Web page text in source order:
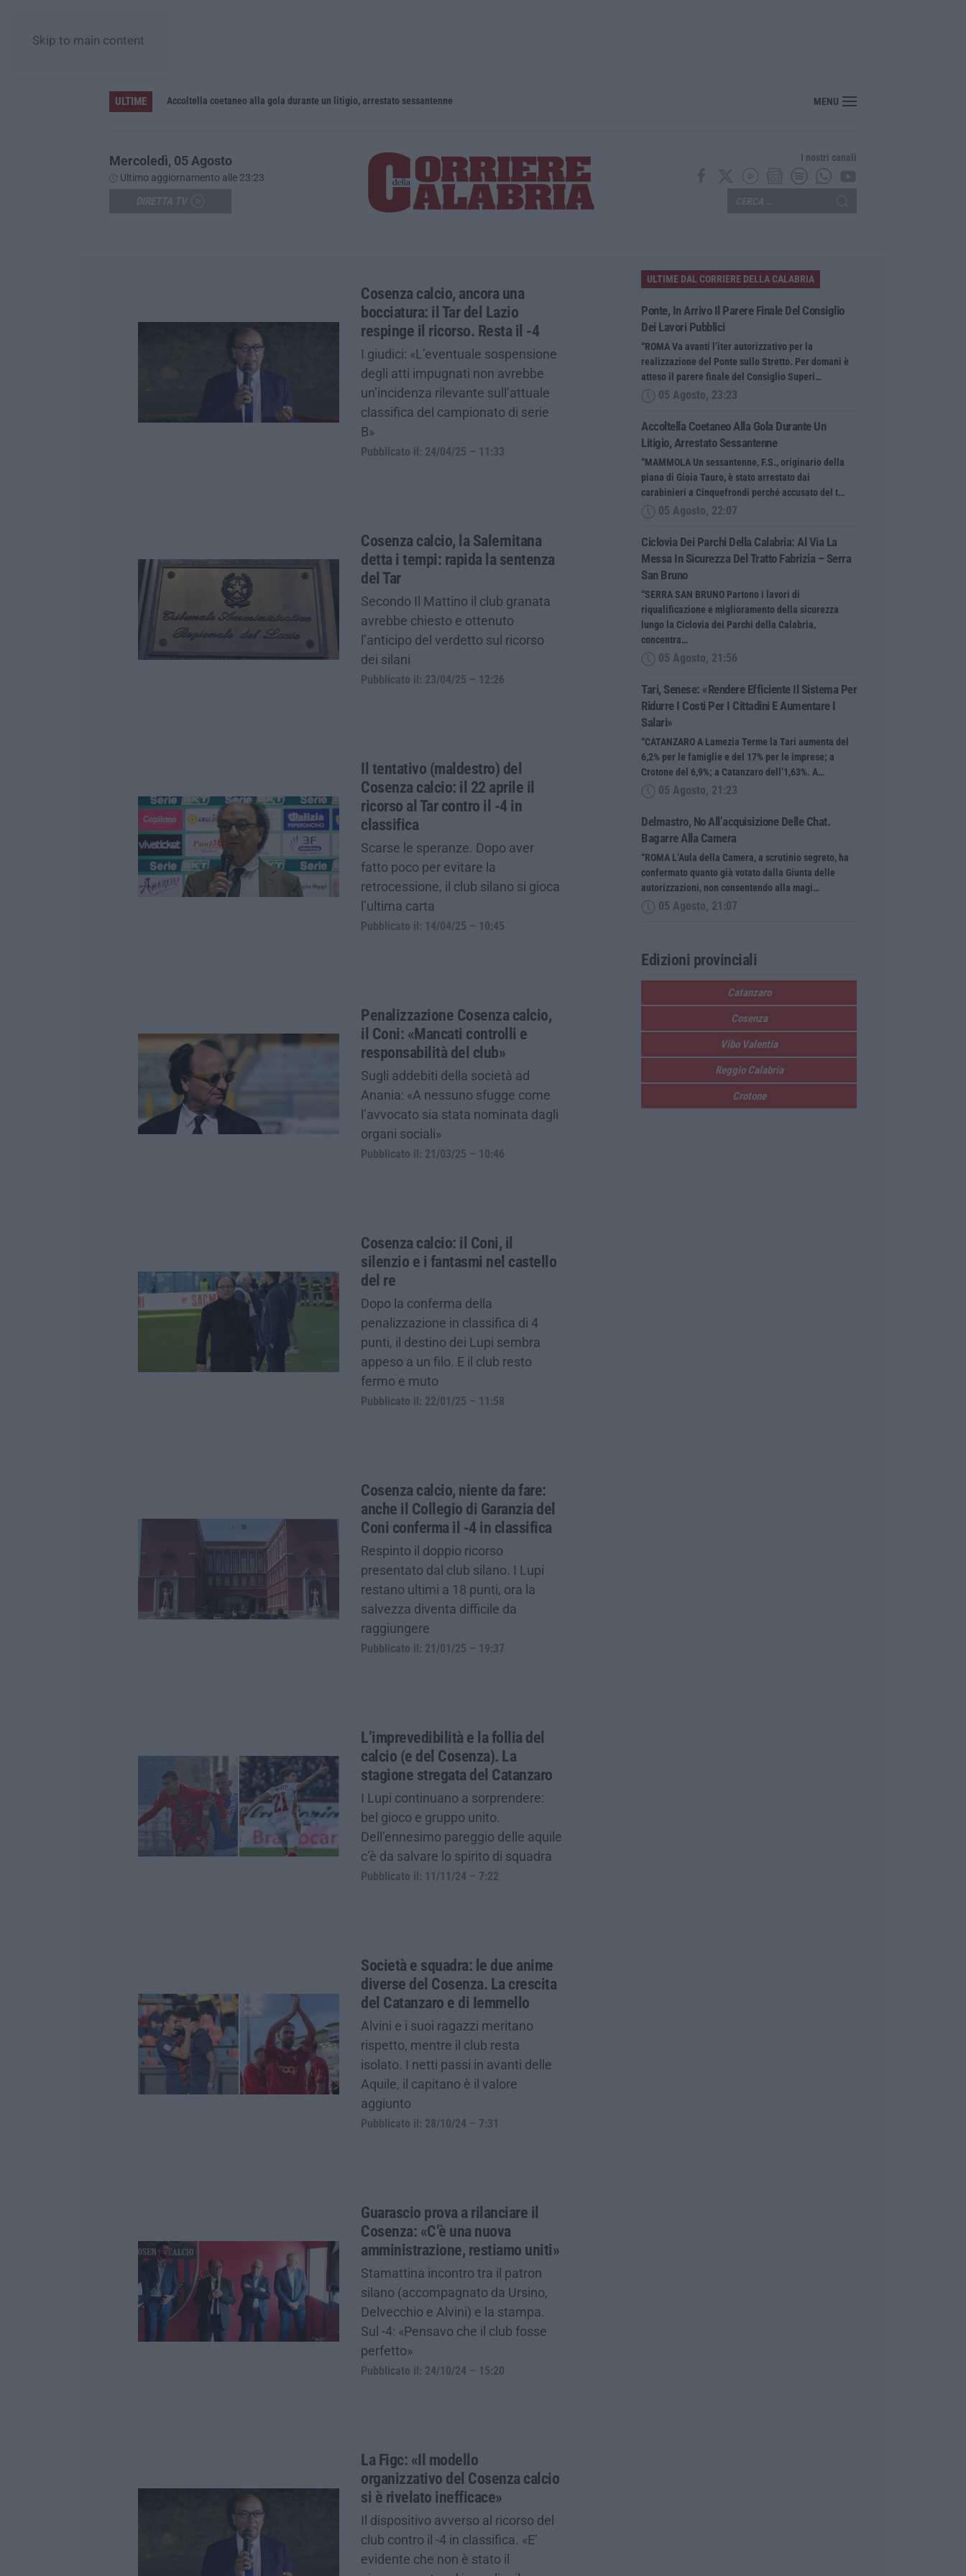
Skip to main content
ULTIME Accoltella coetaneo alla gola durante un litigio, arrestato sessantenne MENU
Mercoledì, 05 Agosto
Ultimo aggiornamento alle 23:23
I nostri canali
Cosenza calcio, ancora una
bocciatura: il Tar del Lazio
respinge il ricorso. Resta il -4
I giudici: «L’eventuale sospensione
degli atti impugnati non avrebbe
un’incidenza rilevante sull’attuale
classifica del campionato di serie
B»
Pubblicato il: 24/04/25 – 11:33
Cosenza calcio, la Salernitana
detta i tempi: rapida la sentenza
del Tar
Secondo Il Mattino il club granata
avrebbe chiesto e ottenuto
l’anticipo del verdetto sul ricorso
dei silani
Pubblicato il: 23/04/25 – 12:26
Il tentativo (maldestro) del
Cosenza calcio: il 22 aprile il
ricorso al Tar contro il -4 in
classifica
Scarse le speranze. Dopo aver
fatto poco per evitare la
retrocessione, il club silano si gioca
l’ultima carta
Pubblicato il: 14/04/25 – 10:45
Penalizzazione Cosenza calcio,
il Coni: «Mancati controlli e
responsabilità del club»
Sugli addebiti della società ad
Anania: «A nessuno sfugge come
l’avvocato sia stata nominata dagli
organi sociali»
Pubblicato il: 21/03/25 – 10:46
Cosenza calcio: il Coni, il
silenzio e i fantasmi nel castello
del re
Dopo la conferma della
penalizzazione in classifica di 4
punti, il destino dei Lupi sembra
appeso a un filo. E il club resto
fermo e muto
Pubblicato il: 22/01/25 – 11:58
Cosenza calcio, niente da fare:
anche il Collegio di Garanzia del
Coni conferma il -4 in classifica
Respinto il doppio ricorso
presentato dal club silano. I Lupi
restano ultimi a 18 punti, ora la
salvezza diventa difficile da
raggiungere
Pubblicato il: 21/01/25 – 19:37
L’imprevedibilità e la follia del
calcio (e del Cosenza). La
stagione stregata del Catanzaro
I Lupi continuano a sorprendere:
bel gioco e gruppo unito.
Dell’ennesimo pareggio delle aquile
c’è da salvare lo spirito di squadra
Pubblicato il: 11/11/24 – 7:22
Società e squadra: le due anime
diverse del Cosenza. La crescita
del Catanzaro e di Iemmello
Alvini e i suoi ragazzi meritano
rispetto, mentre il club resta
isolato. I netti passi in avanti delle
Aquile, il capitano è il valore
aggiunto
Pubblicato il: 28/10/24 – 7:31
Guarascio prova a rilanciare il
Cosenza: «C’è una nuova
amministrazione, restiamo uniti»
Stamattina incontro tra il patron
silano (accompagnato da Ursino,
Delvecchio e Alvini) e la stampa.
Sul -4: «Pensavo che il club fosse
perfetto»
Pubblicato il: 24/10/24 – 15:20
La Figc: «Il modello
organizzativo del Cosenza calcio
si è rivelato inefficace»
Il dispositivo avverso al ricorso del
club contro il -4 in classifica. «E’
evidente che non è stato il
ULTIME DAL CORRIERE DELLA CALABRIA
Ponte, In Arrivo Il Parere Finale Del Consiglio
Dei Lavori Pubblici
“ROMA Va avanti l’iter autorizzativo per la
realizzazione del Ponte sullo Stretto. Per domani è
atteso il parere finale del Consiglio Superi…
05 Agosto, 23:23
Accoltella Coetaneo Alla Gola Durante Un
Litigio, Arrestato Sessantenne
“MAMMOLA Un sessantenne, F.S., originario della
piana di Gioia Tauro, è stato arrestato dai
carabinieri a Cinquefrondi perché accusato del t…
05 Agosto, 22:07
Ciclovia Dei Parchi Della Calabria: Al Via La
Messa In Sicurezza Del Tratto Fabrizia – Serra
San Bruno
“SERRA SAN BRUNO Partono i lavori di
riqualificazione e miglioramento della sicurezza
lungo la Ciclovia dei Parchi della Calabria,
concentra…
05 Agosto, 21:56
Tari, Senese: «Rendere Efficiente Il Sistema Per
Ridurre I Costi Per I Cittadini E Aumentare I
Salari»
“CATANZARO A Lamezia Terme la Tari aumenta del
6,2% per le famiglie e del 17% per le imprese; a
Crotone del 6,9%; a Catanzaro dell’1,63%. A…
05 Agosto, 21:23
Delmastro, No All’acquisizione Delle Chat.
Bagarre Alla Camera
“ROMA L’Aula della Camera, a scrutinio segreto, ha
confermato quanto già votato dalla Giunta delle
autorizzazioni, non consentendo alla magi…
05 Agosto, 21:07
Edizioni provinciali
Catanzaro
Cosenza
Vibo Valentia
Reggio Calabria
Crotone